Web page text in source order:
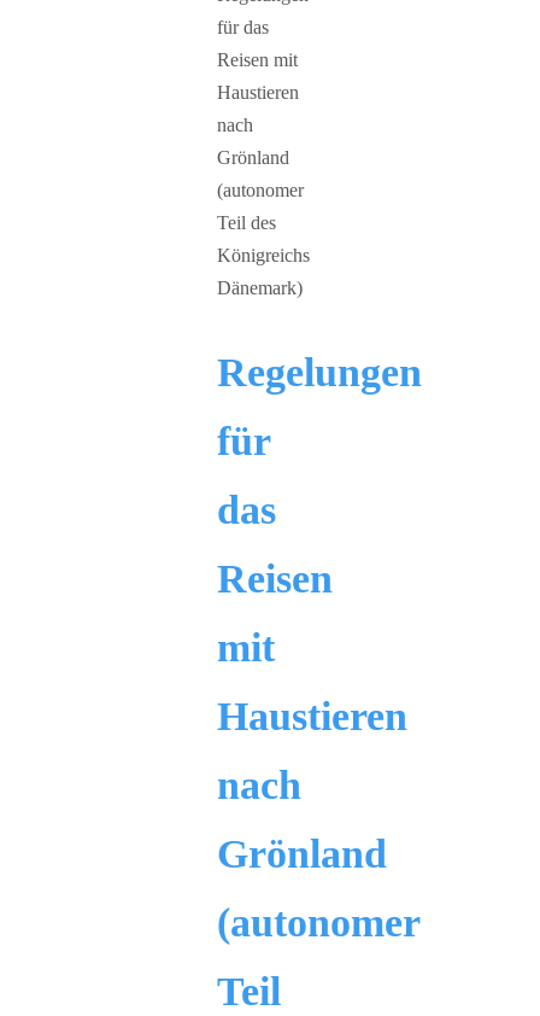
Regelungen
für
das
Reisen
mit
Haustieren
nach
Grönland
(autonomer
Teil